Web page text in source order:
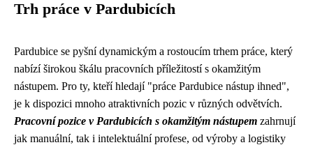
Trh práce v Pardubicích
Pardubice se pyšní dynamickým a rostoucím trhem práce, který
nabízí širokou škálu pracovních příležitostí s okamžitým
nástupem. Pro ty, kteří hledají "práce Pardubice nástup ihned",
je k dispozici mnoho atraktivních pozic v různých odvětvích.
Pracovní pozice v Pardubicích s okamžitým nástupem zahrnují
jak manuální, tak i intelektuální profese, od výroby a logistiky